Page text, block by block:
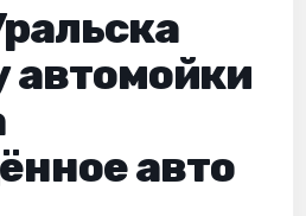
автомойки
авто